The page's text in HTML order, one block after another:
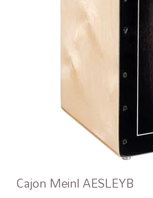
Cajon Meinl AESLEYB